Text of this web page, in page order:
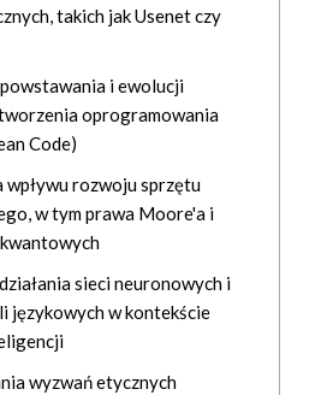
takich jak Usenet czy
i ewolucji
oprogramowania
Code)
wpływu rozwoju sprzętu
w tym prawa Moore'a i
sieci neuronowych i
językowych w kontekście
wyzwań etycznych